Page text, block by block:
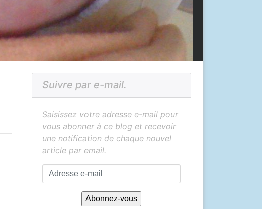
Suivre par e-mail.
Saisissez votre adresse e-mail pour
vous abonner à ce blog et recevoir
une notification de chaque nouvel
article par email.
Adresse
Abonnez-vous